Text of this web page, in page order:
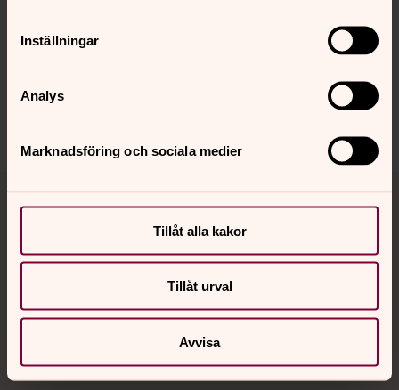
Inställningar
Analys
Marknadsföring och sociala medier
Tillåt alla kakor
Tillåt urval
Avvisa
innehåll?
Dela
Kontakt